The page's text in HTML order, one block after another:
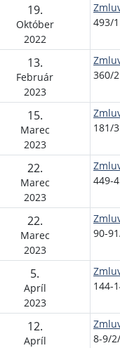
19.
Október
2022
493/1
13.
Február
2023
360/2
15.
Marec
2023
181/3
22.
Marec
2023
449-
22.
Marec
2023
90-
5.
Apríl
2023
144-
12.
Apríl
8-9/